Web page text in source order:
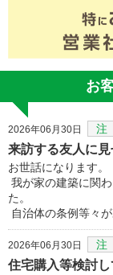
お
2026年06月30日 注
来訪する友人に
お世話になります。
我が家の建築に関
た。
自治体の条例等々
2026年06月30日 注
住宅購入等検討